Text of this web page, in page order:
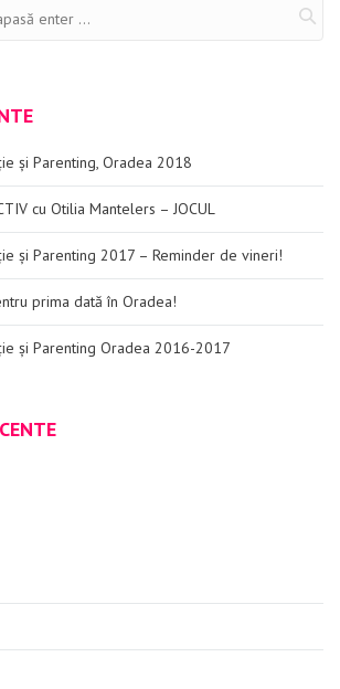
și Parenting, Oradea 2018
cu Otilia Mantelers – JOCUL
și Parenting 2017 – Reminder de vineri!
prima dată în Oradea!
și Parenting Oradea 2016-2017